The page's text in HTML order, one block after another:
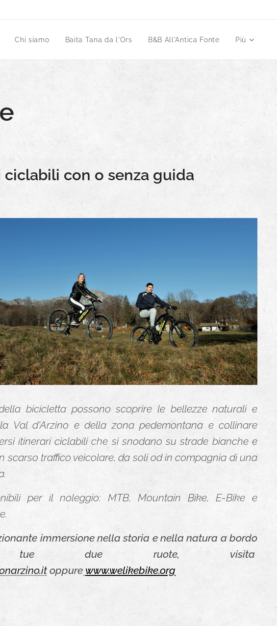
Chi siamo Baita Tana da l'Ors B&B All'Antica Fonte Più
ciclabili con o senza guida
bicicletta possono scoprire le bellezze naturali e
Val d'Arzino e della zona pedemontana e collinare
itinerari ciclabili che si snodano su strade bianche e
scarso traffico veicolare, da soli od in compagnia di una
per il noleggio: MTB, Mountain Bike, E-Bike e
immersione nella storia e nella natura a bordo
tue due ruote, visita
oppure www.welikebike.org